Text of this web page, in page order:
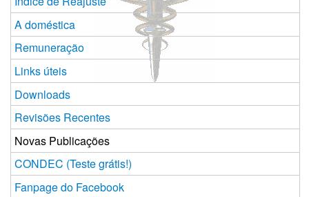
A doméstica
Remuneração
Links úteis
Downloads
Revisões Recentes
Novas Publicações
CONDEC (Teste grátis!)
Fanpage do Facebook